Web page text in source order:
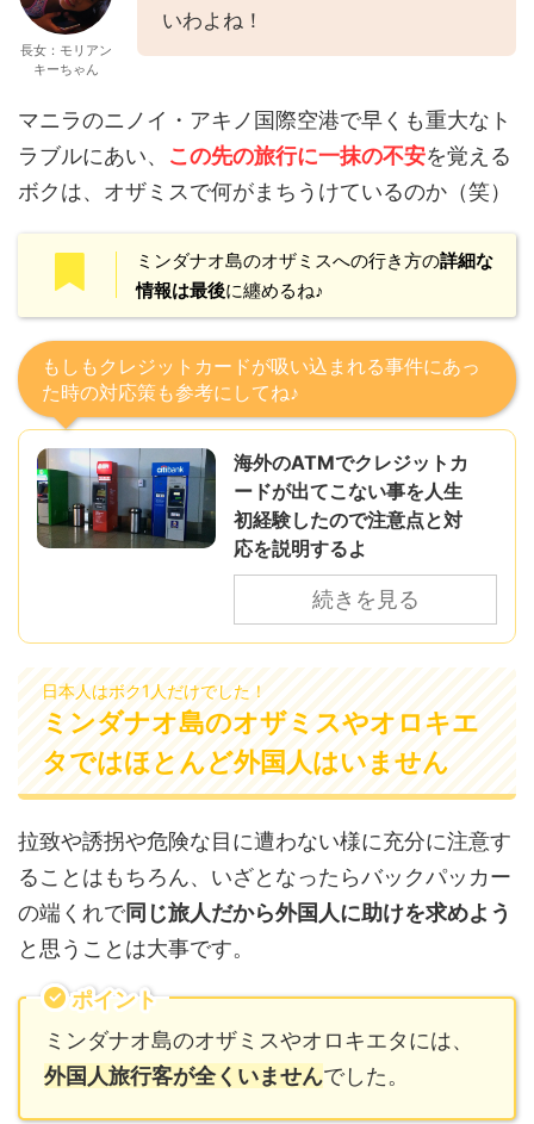
長女：モリアン
キーちゃん
いわよね！
マニラのニノイ・アキノ国際空港で早くも重大なト
ラブルにあい、 この先の旅行に一抹の不安を覚える
ボクは、オザミスで何がまちうけているのか（笑）
ミンダナオ島のオザミスへの行き方の詳細な
情報は最後に纏めるね♪
もしもクレジットカードが吸い込まれる事件にあっ
た時の対応策も参考にしてね♪
海外のATMでクレジットカ
ードが出てこない事を人生
初経験したので注意点と対
応を説明するよ
続きを見る
日本人はボク1人だけでした！
ミンダナオ島のオザミスやオロキエ
タではほとんど外国人はいません
拉致や誘拐や危険な目に遭わない様に充分に注意す
ることはもちろん、いざとなったらバックパッカー
の端くれで同じ旅人だから外国人に助けを求めよう
と思うことは大事です。
ポイント
ミンダナオ島のオザミスやオロキエタには、
外国人旅行客が全くいませんでした。